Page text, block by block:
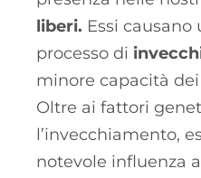
liberi. Essi causano
processo di
minore capacità
Oltre ai fattori
l’invecchiamento,
notevole influenza